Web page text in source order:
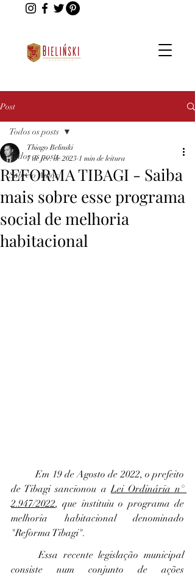
Post
Todos os posts
Sobre o Autor
Todos os posts
REFORMA TIBAGI - Saiba
mais sobre esse programa
social de melhoria
habitacional
Thiago Belinski
7 de fev. de 2023 1 min de leitura
Em 19 de Agosto de 2022, o prefeito
de Tibagi sancionou a Lei Ordinária n°
2.947/2022, que instituiu o programa de
melhoria habitacional denominado
"Reforma Tibagi".
	Essa recente legislação municipal
consiste num conjunto de ações